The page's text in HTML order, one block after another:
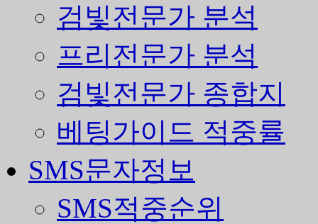
검빛전문가 분석
프리전문가 분석
검빛전문가 종합지
베팅가이드 적중률
SMS문자정보
SMS적중순위